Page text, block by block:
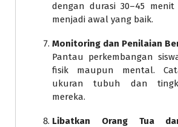
dengan durasi 30–45
menjadi awal yang baik.
Monitoring dan Penilaian
Pantau perkembangan
fisik maupun mental.
ukuran tubuh dan
mereka.
Libatkan Orang Tua